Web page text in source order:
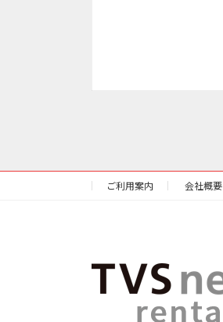
ご利用案内 会社概要